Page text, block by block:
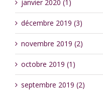
janvier 2020 (1)
décembre 2019 (3)
novembre 2019 (2)
octobre 2019 (1)
septembre 2019 (2)